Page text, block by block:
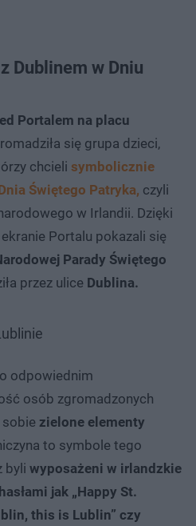
Dublinem w Dniu
Portalem na placu
się grupa dzieci,
chcieli symbolicznie
Świętego Patryka, czyli
w Irlandii. Dzięki
Portalu pokazali się
Parady Świętego
przez ulice Dublina.
odpowiednim
osób zgromadzonych
sobie zielone elementy
to symbole tego
byli wyposażeni w irlandzkie
jak „Happy St.
this is Lublin” czy